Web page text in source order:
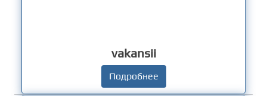
vakansii
Подробнее